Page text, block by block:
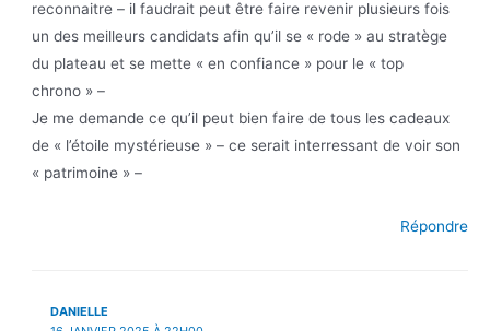
reconnaitre – il faudrait peut être faire revenir plusieurs fois
un des meilleurs candidats afin qu’il se « rode » au stratège
du plateau et se mette « en confiance » pour le « top
chrono » –
Je me demande ce qu’il peut bien faire de tous les cadeaux
de « l’étoile mystérieuse » – ce serait interressant de voir son
« patrimoine » –
Répondre
DANIELLE